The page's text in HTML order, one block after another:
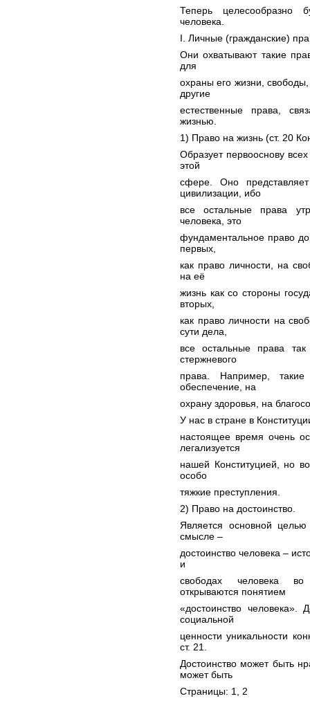
Теперь целесообразно
человека.
I. Личные (гражданские)
Они охватывают такие
для
охраны его жизни, свободы,
другие
естественные права,
жизнью.
1) Право на жизнь (ст. 20
Образует первооснову
этой
сфере. Оно
цивилизации, ибо
все остальные права
человека, это
фундаментальное право
первых,
как право личности, на
на её
жизнь как со стороны
вторых,
как право личности на
сути дела,
все остальные права
стержневого
права. Например,
обеспечение, на
охрану здоровья, на
У нас в стране в
настоящее время очень
легализуется
нашей Конституцией, но
особо
тяжкие преступления.
2) Право на достоинство.
Является основной
смысле –
достоинство человека –
и
свободах человека во
открываются понятием
«достоинство человека».
социальной
ценности уникальности
ст. 21.
Достоинство может быть
может быть
Страницы: 1, 2